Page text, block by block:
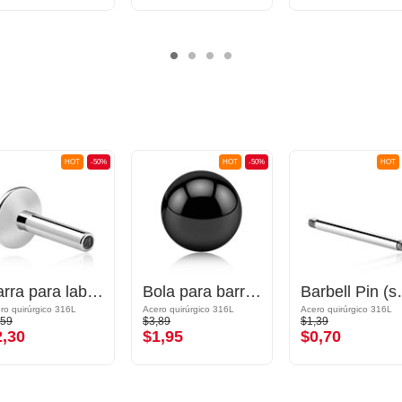
-50%
HOT
Barra para labret con rosca interior (acero quirúrgico, plateado, acabado brillante)
quirúrgico 316L
-50%
HOT
Bola para barras con rosca (acero quirúrgico, negro, acabado brillante)
Acero quirúrgico 316L
$3,89
$1,95
HOT
Barbell
Acero quirúrgico 316L
$1,39
$0,70